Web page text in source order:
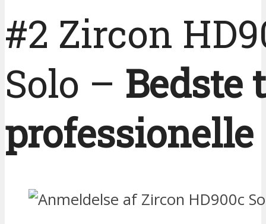
#2 Zircon
Solo – Bedste
professionelle